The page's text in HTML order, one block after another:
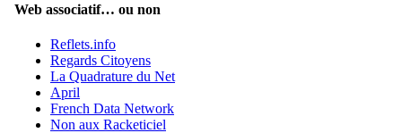
Web associatif… ou non
Reflets.info
Regards Citoyens
La Quadrature du Net
April
French Data Network
Non aux Racketiciel